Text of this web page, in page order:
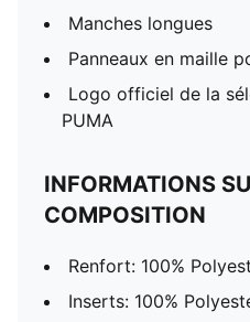
Manches longues
Panneaux en maille
Logo officiel de la
PUMA
INFORMATIONS
COMPOSITION
Renfort: 100%
Inserts: 100%